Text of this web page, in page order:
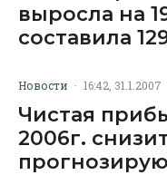
выросла на
составила
Новости · 16:42, 31.1.2007
Чистая
2006г.